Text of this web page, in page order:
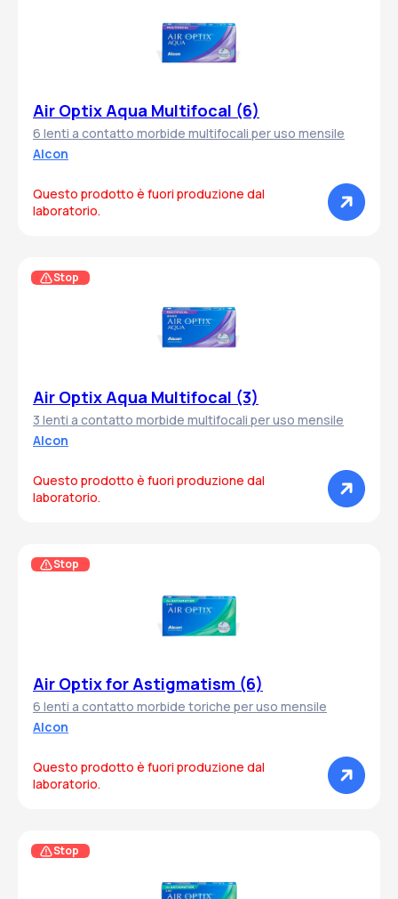
Air Optix Aqua Multifocal (6)
6 lenti a contatto morbide multifocali per uso mensile
Alcon
Questo prodotto è fuori produzione dal
laboratorio.
Air Optix Aqua Multifocal (3)
3 lenti a contatto morbide multifocali per uso mensile
Alcon
Questo prodotto è fuori produzione dal
laboratorio.
Stop
Air Optix for Astigmatism (6)
6 lenti a contatto morbide toriche per uso mensile
Alcon
Questo prodotto è fuori produzione dal
laboratorio.
Stop
Stop